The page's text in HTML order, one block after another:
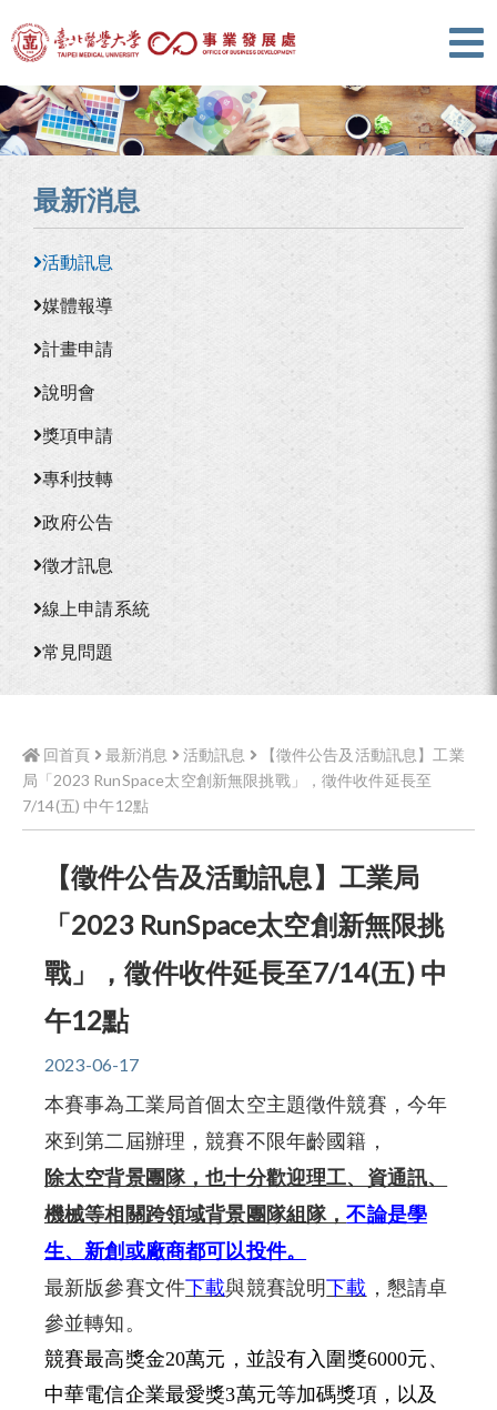
最新消息
活動訊息
媒體報導
計畫申請
說明會
獎項申請
專利技轉
政府公告
徵才訊息
線上申請系統
常見問題
回首頁 最新消息 活動訊息
【徵件公告及活動訊息】工業
局「2023 RunSpace太空創新無限挑戰」，徵件收件延長至
7/14(五) 中午12點
【徵件公告及活動訊息】工業局
「2023 RunSpace太空創新無限挑
戰」，徵件收件延長至7/14(五) 中
午12點
2023-06-17
本賽事為工業局首個太空主題徵件競賽，今年
來到第二屆辦理，競賽不限年齡國籍，
除太空背景團隊，也十分歡迎理工、資通訊、
機械等相關跨領域背景團隊組隊，不論是學
生、新創或廠商都可以投件。
最新版參賽文件下載與競賽說明下載 ， 懇請卓
參並轉知。
競賽最高獎金20萬元，並設有入圍獎6000元、
中華電信企業最愛獎3萬元等加碼獎項， 以及